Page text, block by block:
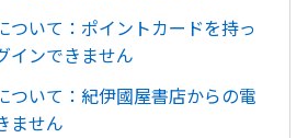
ついて：ポイントカードを持っ
インできません
ついて：紀伊國屋書店からの電
ません